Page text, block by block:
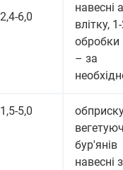
навесні
влітку,
обробки
– за
2,4-6,0
1,5-5,0
бур'янів
навесні